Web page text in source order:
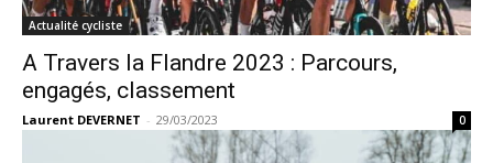
Actualité cycliste
A Travers la Flandre 2023 : Parcours,
engagés, classement
Laurent DEVERNET - 29/03/2023 0